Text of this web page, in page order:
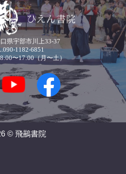
県宇部市川上33-37
1182-6851
〜17:00（月〜土）
© 飛䴏書院